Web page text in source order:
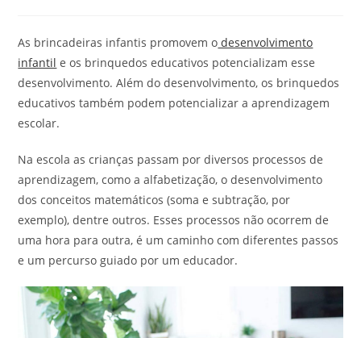
As brincadeiras infantis promovem o desenvolvimento
infantil e os brinquedos educativos potencializam esse
desenvolvimento. Além do desenvolvimento, os brinquedos
educativos também podem potencializar a aprendizagem
escolar.
Na escola as crianças passam por diversos processos de
aprendizagem, como a alfabetização, o desenvolvimento
dos conceitos matemáticos (soma e subtração, por
exemplo), dentre outros. Esses processos não ocorrem de
uma hora para outra, é um caminho com diferentes passos
e um percurso guiado por um educador.